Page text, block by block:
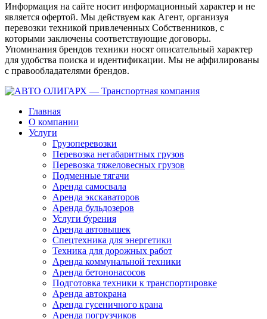
Информация на сайте носит информационный характер и не
является офертой. Мы действуем как Агент, организуя
перевозки техникой привлеченных Собственников, с
которыми заключены соответствующие договоры.
Упоминания брендов техники носят описательный характер
для удобства поиска и идентификации. Мы не аффилированы
с правообладателями брендов.
Главная
О компании
Услуги
Грузоперевозки
Перевозка негабаритных грузов
Перевозка тяжеловесных грузов
Подменные тягачи
Аренда самосвала
Аренда экскаваторов
Аренда бульдозеров
Услуги бурения
Аренда автовышек
Спецтехника для энергетики
Техника для дорожных работ
Аренда коммунальной техники
Аренда бетононасосов
Подготовка техники к транспортировке
Аренда автокрана
Аренда гусеничного крана
Аренда погрузчиков